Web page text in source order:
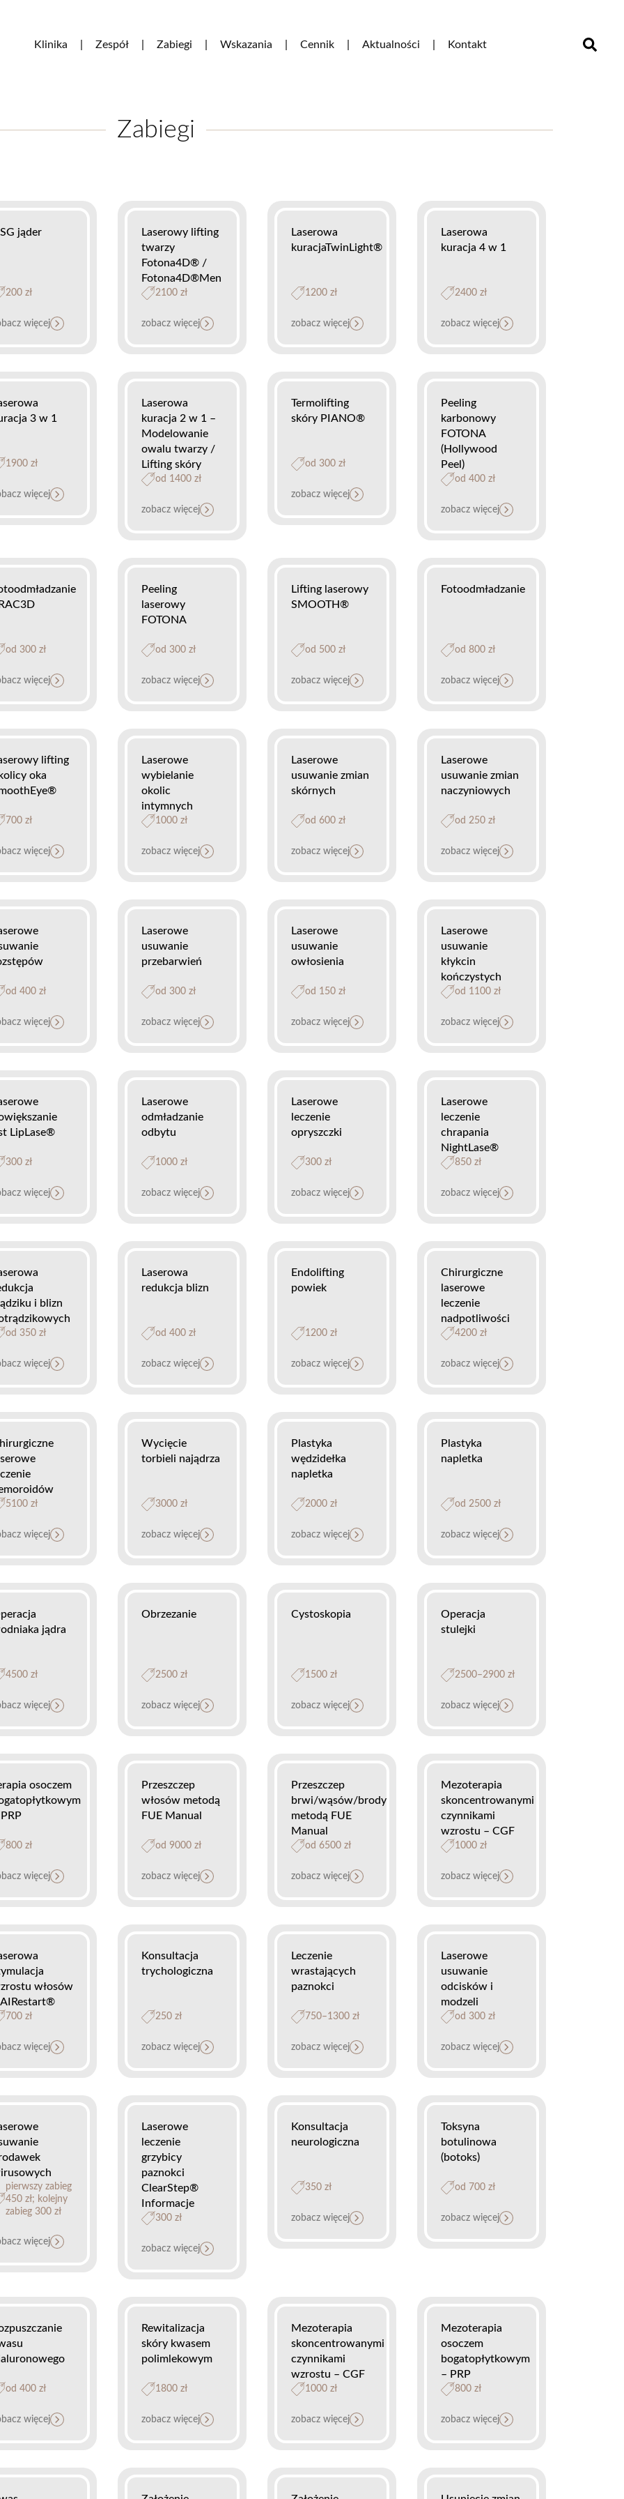
Klinika Zespół Zabiegi Wskazania Cennik Aktualności Kontakt
Zabiegi
jąder
200 zł
więcej
Laserowy lifting
twarzy
Fotona4D® /
Fotona4D®Men
2100 zł
zobacz więcej
Laserowa
kuracjaTwinLight®
1200 zł
zobacz więcej
Laserowa
kuracja 4 w 1
2400 zł
zobacz więcej
3 w 1
1900 zł
więcej
Laserowa
kuracja 2 w 1 –
Modelowanie
owalu twarzy /
Lifting skóry
od 1400 zł
zobacz więcej
Termolifting
skóry PIANO®
od 300 zł
zobacz więcej
Peeling
karbonowy
FOTONA
(Hollywood
Peel)
od 400 zł
zobacz więcej
od 300 zł
więcej
Peeling
laserowy
FOTONA
od 300 zł
zobacz więcej
Lifting laserowy
SMOOTH®
od 500 zł
zobacz więcej
Fotoodmładzanie
od 800 zł
zobacz więcej
lifting
oka
700 zł
więcej
Laserowe
wybielanie
okolic
intymnych
1000 zł
zobacz więcej
Laserowe
usuwanie zmian
skórnych
od 600 zł
zobacz więcej
Laserowe
usuwanie zmian
naczyniowych
od 250 zł
zobacz więcej
od 400 zł
więcej
Laserowe
usuwanie
przebarwień
od 300 zł
zobacz więcej
Laserowe
usuwanie
owłosienia
od 150 zł
zobacz więcej
Laserowe
usuwanie
kłykcin
kończystych
od 1100 zł
zobacz więcej
LipLase®
300 zł
więcej
Laserowe
odmładzanie
odbytu
1000 zł
zobacz więcej
Laserowe
leczenie
opryszczki
300 zł
zobacz więcej
Laserowe
leczenie
chrapania
NightLase®
850 zł
zobacz więcej
i blizn
od 350 zł
więcej
Laserowa
redukcja blizn
od 400 zł
zobacz więcej
Endolifting
powiek
1200 zł
zobacz więcej
Chirurgiczne
laserowe
leczenie
nadpotliwości
4200 zł
zobacz więcej
5100 zł
więcej
Wycięcie
torbieli najądrza
3000 zł
zobacz więcej
Plastyka
wędzidełka
napletka
2000 zł
zobacz więcej
Plastyka
napletka
od 2500 zł
zobacz więcej
jądra
4500 zł
więcej
Obrzezanie
2500 zł
zobacz więcej
Cystoskopia
1500 zł
zobacz więcej
Operacja
stulejki
2500–2900 zł
zobacz więcej
osoczem
800 zł
więcej
Przeszczep
włosów metodą
FUE Manual
od 9000 zł
zobacz więcej
Przeszczep
brwi/wąsów/brody
metodą FUE
Manual
od 6500 zł
zobacz więcej
Mezoterapia
skoncentrowanymi
czynnikami
wzrostu – CGF
1000 zł
zobacz więcej
włosów
700 zł
więcej
Konsultacja
trychologiczna
250 zł
zobacz więcej
Leczenie
wrastających
paznokci
750–1300 zł
zobacz więcej
Laserowe
usuwanie
odcisków i
modzeli
od 300 zł
zobacz więcej
pierwszy zabieg
450 zł; kolejny
zabieg 300 zł
więcej
Laserowe
leczenie
grzybicy
paznokci
ClearStep®
Informacje
300 zł
zobacz więcej
Konsultacja
neurologiczna
350 zł
zobacz więcej
Toksyna
botulinowa
(botoks)
od 700 zł
zobacz więcej
od 400 zł
więcej
Rewitalizacja
skóry kwasem
polimlekowym
1800 zł
zobacz więcej
Mezoterapia
skoncentrowanymi
czynnikami
wzrostu – CGF
1000 zł
zobacz więcej
Mezoterapia
osoczem
bogatopłytkowym
– PRP
800 zł
zobacz więcej